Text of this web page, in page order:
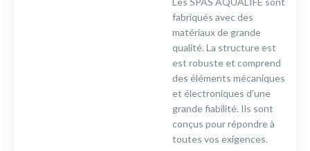
fabriqués avec des
matériaux de grande
qualité. La structure est
est robuste et comprend
des éléments mécaniques
et électroniques d'une
grande fiabilité. Ils sont
conçus pour répondre à
toutes vos exigences.